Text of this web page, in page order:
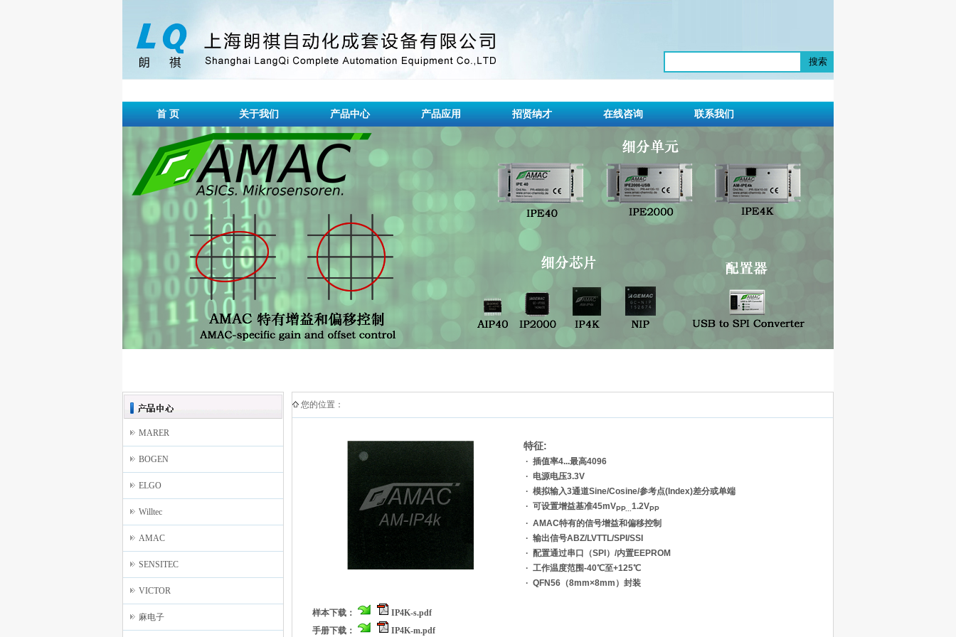
搜索
首 页 关于我们 产品中心 产品应用 招贤纳才 在线咨询 联系我们
MARER
BOGEN
ELGO
Willtec
AMAC
SENSITEC
VICTOR
麻电子
您的位置：
特征:
· 插值率4...最高4096
· 电源电压3.3V
· 模拟输入3通道Sine/Cosine/参考点(Index)差分或单端
· 可设置增益基准45mVPP...1.2VPP
· AMAC特有的信号增益和偏移控制
· 输出信号ABZ/LVTTL/SPI/SSI
· 配置通过串口（SPI）/内置EEPROM
· 工作温度范围-40℃至+125℃
· QFN56（8mm×8mm）封装
样本下载： IP4K-s.pdf
手册下载：
IP4K-m.pdf